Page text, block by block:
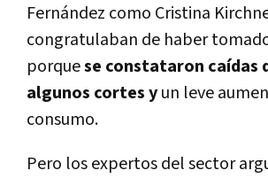
Fernández como Cristina
congratulaban de haber
porquese constataron caídas
algunos cortes yun leve
consumo.
Pero los expertos del sector